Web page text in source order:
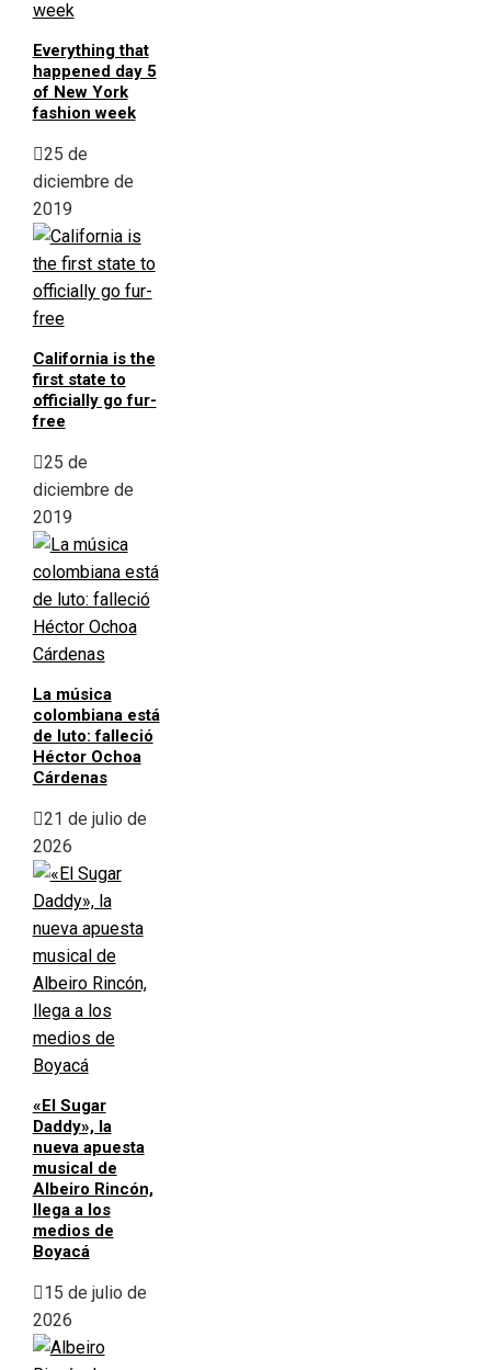
Everything that
happened day 5
of New York
fashion week
25 de
diciembre de
2019
California is the
first state to
officially go fur-
free
25 de
diciembre de
2019
La música
colombiana está
de luto: falleció
Héctor Ochoa
Cárdenas
21 de julio de
2026
«El Sugar
Daddy», la
nueva apuesta
musical de
Albeiro Rincón,
llega a los
medios de
Boyacá
15 de julio de
2026